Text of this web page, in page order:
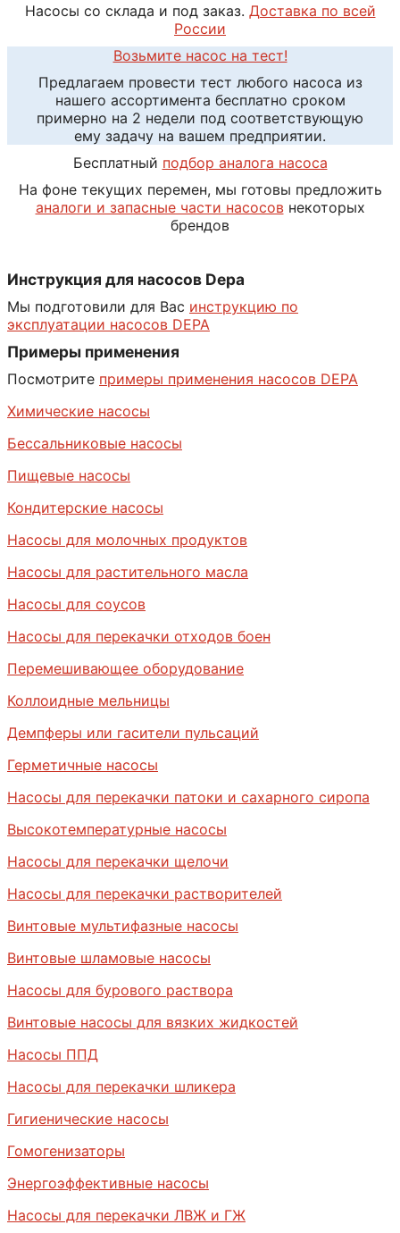
Насосы со склада и под заказ. Доставка по всей
России
Возьмите насос на тест!
Предлагаем провести тест любого насоса из
нашего ассортимента бесплатно сроком
примерно на 2 недели под соответствующую
ему задачу на вашем предприятии.
Бесплатный подбор аналога насоса
На фоне текущих перемен, мы готовы предложить
аналоги и запасные части насосовнекоторых
брендов
Инструкция для насосов Depa
Мы подготовили для Вас инструкцию по
эксплуатации насосов DEPA
Примеры применения
Посмотрите примеры применения насосов DEPA
Химические насосы
Бессальниковые насосы
Пищевые насосы
Кондитерские насосы
Насосы для молочных продуктов
Насосы для растительного масла
Насосы для соусов
Насосы для перекачки отходов боен
Перемешивающее оборудование
Коллоидные мельницы
Демпферы или гасители пульсаций
Герметичные насосы
Насосы для перекачки патоки и сахарного сиропа
Высокотемпературные насосы
Насосы для перекачки щелочи
Насосы для перекачки растворителей
Винтовые мультифазные насосы
Винтовые шламовые насосы
Насосы для бурового раствора
Винтовые насосы для вязких жидкостей
Насосы ППД
Насосы для перекачки шликера
Гигиенические насосы
Гомогенизаторы
Энергоэффективные насосы
Насосы для перекачки ЛВЖ и ГЖ